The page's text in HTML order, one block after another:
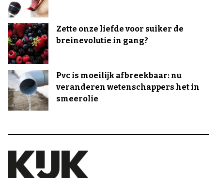
Zette onze liefde voor suiker de
breinevolutie in gang?
Pvc is moeilijk afbreekbaar: nu
veranderen wetenschappers het in
smeerolie